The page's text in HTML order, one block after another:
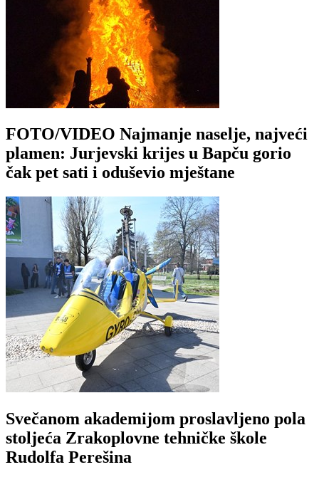
FOTO/VIDEO Najmanje naselje, najveći
plamen: Jurjevski krijes u Bapču gorio
čak pet sati i oduševio mještane
Svečanom akademijom proslavljeno pola
stoljeća Zrakoplovne tehničke škole
Rudolfa Perešina